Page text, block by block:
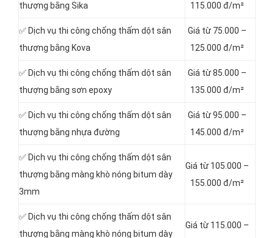
thượng bằng Sika
115.000 đ/m²
✅ Dịch vụ thi công chống thấm dột sân
thượng bằng Kova
Giá từ 75.000 –
125.000 đ/m²
✅ Dịch vụ thi công chống thấm dột sân
thượng bằng sơn epoxy
Giá từ 85.000 –
135.000 đ/m²
✅ Dịch vụ thi công chống thấm dột sân
thượng bằng nhựa đường
Giá từ 95.000 –
145.000 đ/m²
✅ Dịch vụ thi công chống thấm dột sân
thượng bằng màng khò nóng bitum dày
3mm
Giá từ 105.000 –
155.000 đ/m²
✅ Dịch vụ thi công chống thấm dột sân
thượng bằng màng khò nóng bitum dày
Giá từ 115.000 –